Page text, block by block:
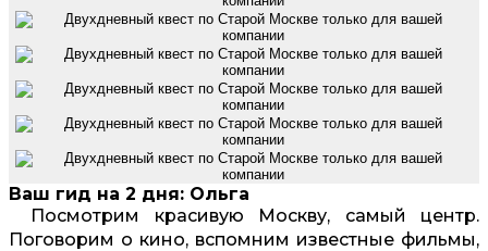
Ваш гид на 2 дня: Ольга
Посмотрим красивую Москву, самый центр.
Поговорим о кино, вспомним известные фильмы,